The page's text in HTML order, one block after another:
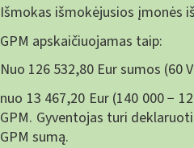
Išmokas išmokėjusios įmonės
GPM apskaičiuojamas taip:
Nuo 126 532,80 Eur sumos (60
nuo 13 467,20 Eur (140 000 −
GPM. Gyventojas turi
GPM sumą.